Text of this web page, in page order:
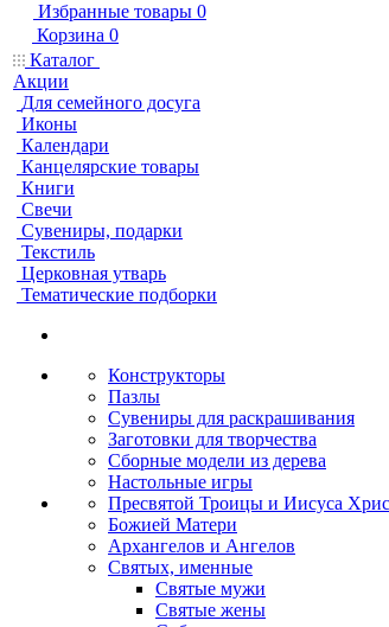
Избранные товары 0
Корзина 0
Каталог
Акции
Для семейного досуга
Иконы
Календари
Канцелярские товары
Книги
Свечи
Сувениры, подарки
Текстиль
Церковная утварь
Тематические подборки
Конструкторы
Пазлы
Сувениры для раскрашивания
Заготовки для творчества
Сборные модели из дерева
Настольные игры
Пресвятой Троицы и Иисуса
Божией Матери
Архангелов и Ангелов
Святых, именные
Святые мужи
Святые жены